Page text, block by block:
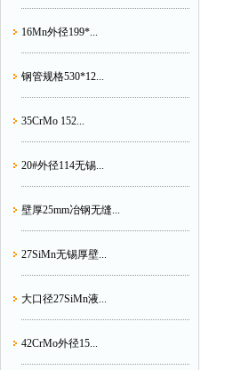
16Mn外径199*...
钢管规格530*12...
35CrMo 152...
20#外径114无锡...
壁厚25mm冶钢无缝...
27SiMn无锡厚壁...
大口径27SiMn液...
42CrMo外径15...